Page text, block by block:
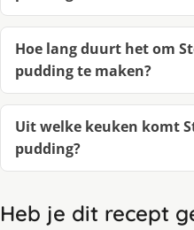
Hoe lang duurt het om
pudding te maken?
Uit welke keuken komt
pudding?
Heb je dit recept